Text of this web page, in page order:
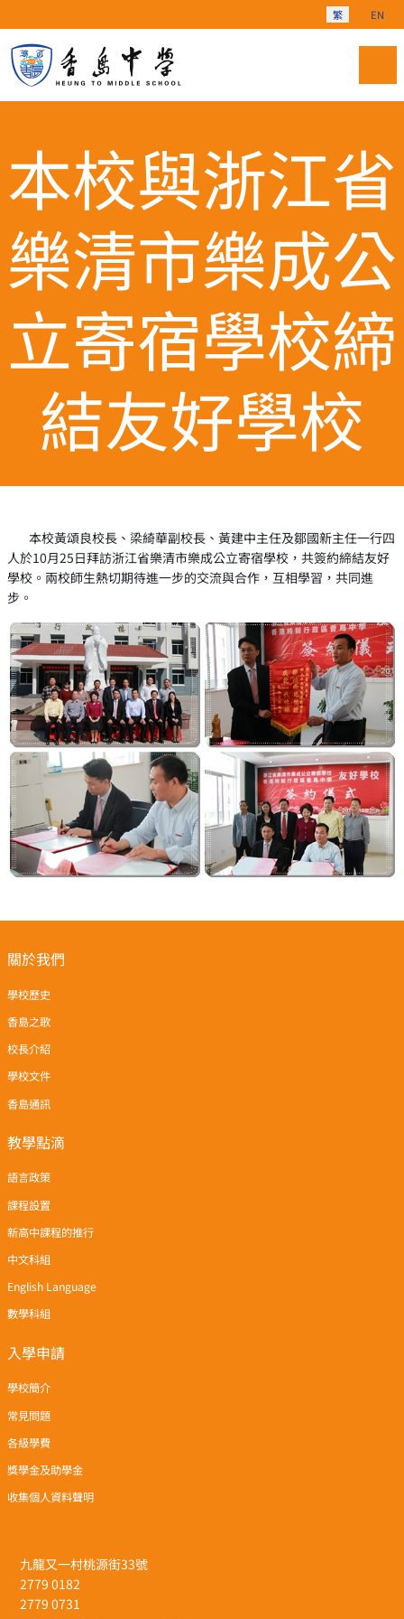
選擇你的語言
繁 EN
本校與浙江省
樂清市樂成公
立寄宿學校締
結友好學校
本校黃頌良校長、梁綺華副校長、黃建中主任及鄒國新主任一行四
人於10月25日拜訪浙江省樂清市樂成公立寄宿學校，共簽約締結友好
學校。兩校師生熱切期待進一步的交流與合作，互相學習，共同進
步。
九龍又一村桃源街33號
2779 0182
2779 0731
關於我們
學校歷史
香島之歌
校長介紹
學校文件
香島通訊
教學點滴
語言政策
課程設置
新高中課程的推行
中文科組
English Language
數學科組
入學申請
學校簡介
常見問題
各級學費
獎學金及助學金
收集個人資料聲明